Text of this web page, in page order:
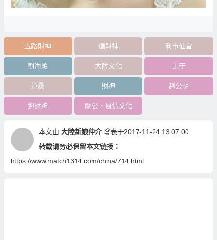
五路財神 偏財神 利市仙官
劉海蟾 大陸文化 比干
范蠡 財神 趙公明
迎財神 關公、風情文化
本文由 大陸新娘仲介 發表于2017-11-24 13:07:00
转载请务必保留本文链接：
https://www.match1314.com/china/714.html